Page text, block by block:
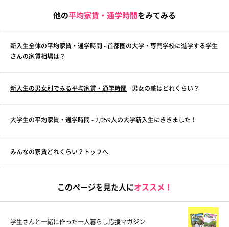
他の平均家賃・通学時間をみてみる
新入生全体の平均家賃・通学時間 - 首都圏の大学・専門学校に進学する学生
さんの家賃相場は？
新入生の男女別でみる平均家賃・通学時間 - 男女の差はどれくらい？
大学生の平均家賃・通学時間 - 2,059人の大学新入生にききました！
みんなの家賃どれくらい？トップへ
このページを見た人にオススメ！
学生さんと一緒に作った一人暮らし応援マガジン